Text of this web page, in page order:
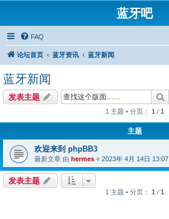
蓝牙吧
FAQ
论坛首页 蓝牙资讯 蓝牙新闻
蓝牙新闻
发表主题
1 主题 • 分页： 1 / 1
主题
欢迎来到 phpBB3
最新文章 由 hermes « 2023年 4月 14日 13:07
发表主题
1 主题 • 分页： 1 / 1